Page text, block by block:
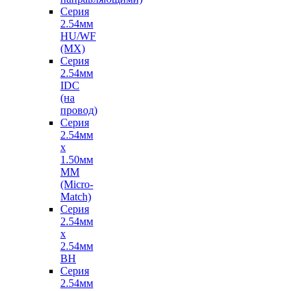
Серия
2.54мм
HU/WF
(MX)
Серия
2.54мм
IDC
(на
провод)
Серия
2.54мм
х
1.50мм
MM
(Micro-
Match)
Серия
2.54мм
х
2.54мм
BH
Серия
2.54мм